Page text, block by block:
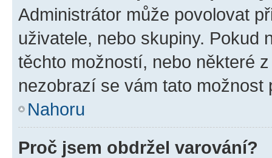
Administrátor může povolovat
uživatele, nebo skupiny. Pokud
těchto možností, nebo některé
nezobrazí se vám tato
Nahoru
Proč jsem obdržel varování?